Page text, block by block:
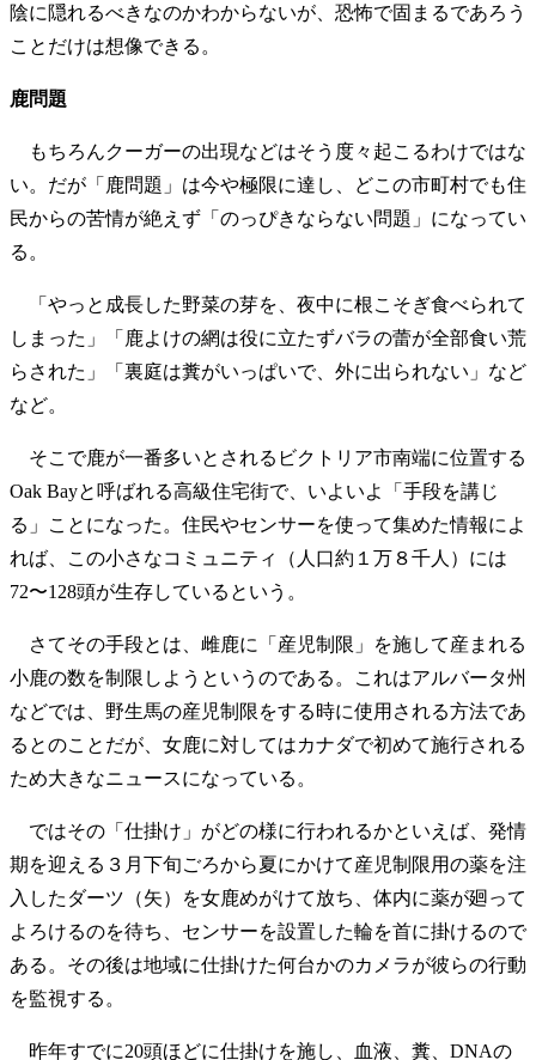
陰に隠れるべきなのかわからないが、恐怖で固まるであろう
ことだけは想像できる。
鹿問題
もちろんクーガーの出現などはそう度々起こるわけではな
い。だが「鹿問題」は今や極限に達し、どこの市町村でも住
民からの苦情が絶えず「のっぴきならない問題」になってい
る。
「やっと成長した野菜の芽を、夜中に根こそぎ食べられて
しまった」「鹿よけの網は役に立たずバラの蕾が全部食い荒
らされた」「裏庭は糞がいっぱいで、外に出られない」など
など。
そこで鹿が一番多いとされるビクトリア市南端に位置する
Oak Bayと呼ばれる高級住宅街で、いよいよ「手段を講じ
る」ことになった。住民やセンサーを使って集めた情報によ
れば、この小さなコミュニティ（人口約１万８千人）には
72〜128頭が生存しているという。
さてその手段とは、雌鹿に「産児制限」を施して産まれる
小鹿の数を制限しようというのである。これはアルバータ州
などでは、野生馬の産児制限をする時に使用される方法であ
るとのことだが、女鹿に対してはカナダで初めて施行される
ため大きなニュースになっている。
ではその「仕掛け」がどの様に行われるかといえば、発情
期を迎える３月下旬ごろから夏にかけて産児制限用の薬を注
入したダーツ（矢）を女鹿めがけて放ち、体内に薬が廻って
よろけるのを待ち、センサーを設置した輪を首に掛けるので
ある。その後は地域に仕掛けた何台かのカメラが彼らの行動
を監視する。
昨年すでに20頭ほどに仕掛けを施し、血液、糞、DNAの